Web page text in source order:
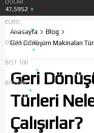
DOLAR
47,5952
EURO
55,0575
GRAM ALTIN
BIST 100
BITCOIN
Anasayfa
Blog
Geri Dönüşüm Makinaları
Geri
Türleri
Çalışırlar?